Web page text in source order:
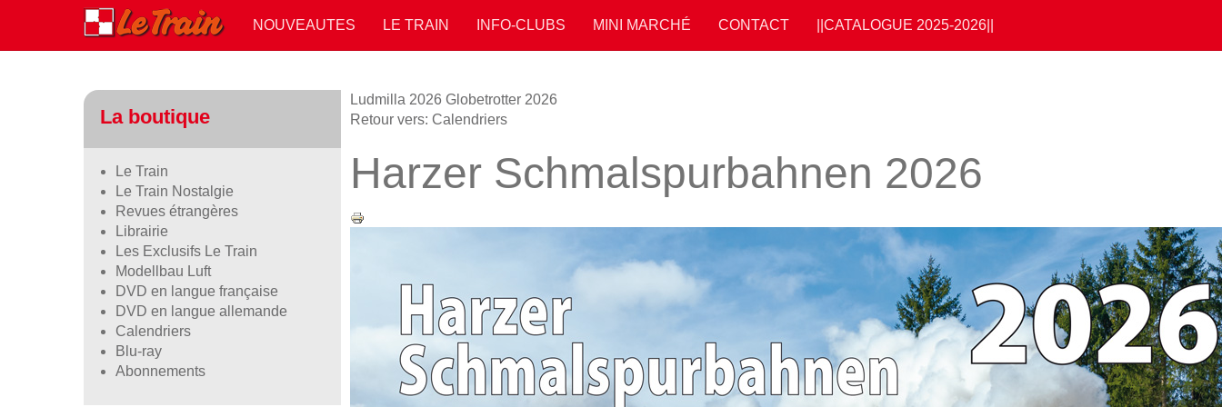
NOUVEAUTES LE TRAIN INFO-CLUBS MINI MARCHÉ CONTACT ||CATALOGUE 2025-2026||
Ludmilla 2026 Globetrotter 2026
Retour vers: Calendriers
Harzer Schmalspurbahnen 2026
La boutique
Le Train
Le Train Nostalgie
Revues étrangères
Librairie
Les Exclusifs Le Train
Modellbau Luft
DVD en langue française
DVD en langue allemande
Calendriers
Blu-ray
Abonnements